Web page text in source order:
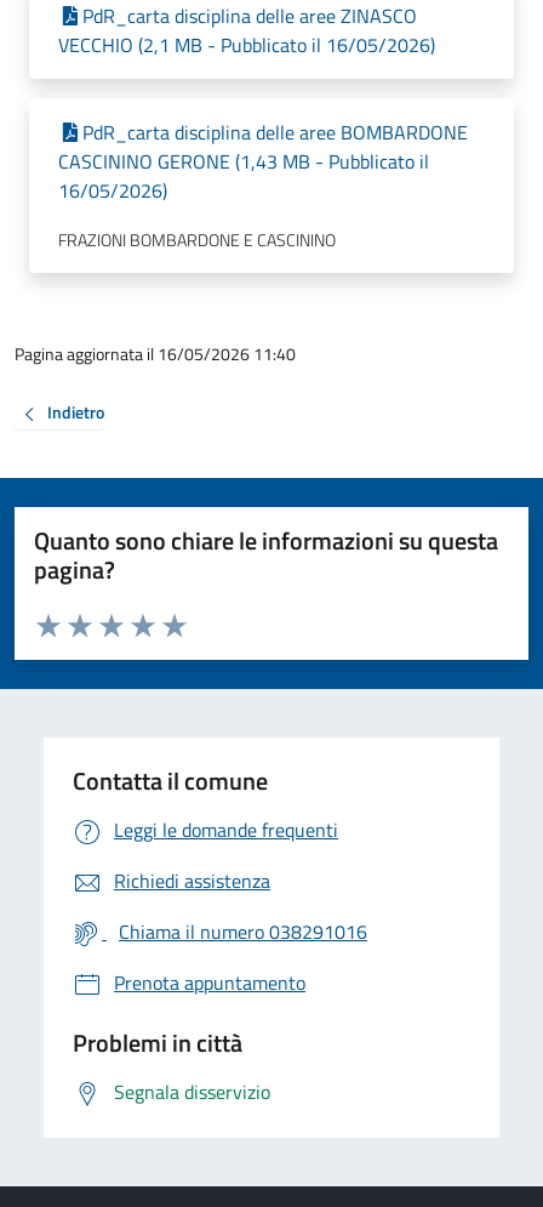
PdR_carta disciplina delle aree ZINASCO
VECCHIO (2,1 MB - Pubblicato il 16/05/2026)
PdR_carta disciplina delle aree BOMBARDONE
CASCININO GERONE (1,43 MB - Pubblicato il
16/05/2026)
FRAZIONI BOMBARDONE E CASCININO
Pagina aggiornata il 16/05/2026 11:40
Indietro
Quanto sono chiare le informazioni su questa
pagina?
Valuta da 1 a 5 stelle la pagina
Valuta 5 stelle su 5
Valuta 4 stelle su 5
Valuta 3 stelle su 5
Valuta 2 stelle su 5
Valuta 1 stelle su 5
Contatta il comune
Leggi le domande frequenti
Richiedi assistenza
Chiama il numero 038291016
Prenota appuntamento
Problemi in città
Segnala disservizio